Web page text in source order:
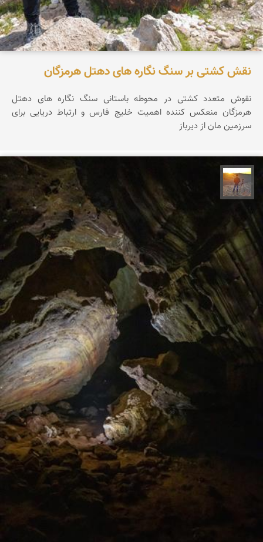
نقش کشتی بر سنگ نگاره های دهتل هرمزگان
نقوش متعدد کشتی در محوطه باستانی سنگ نگاره های دهتل
هرمزگان منعکس کننده اهمیت خلیج فارس و ارتباط دریایی برای
سرزمین مان از دیرباز